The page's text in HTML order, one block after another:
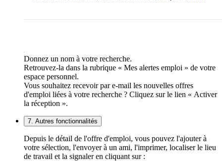
Donnez un nom à votre recherche.
Retrouvez-la dans la rubrique « Mes alertes emploi » de votre
espace personnel.
Vous souhaitez recevoir par e-mail les nouvelles offres
d'emploi liées à votre recherche ? Cliquez sur le lien « Activer
la réception ».
7. Autres fonctionnalités
Depuis le détail de l'offre d'emploi, vous pouvez l'ajouter à
votre sélection, l'envoyer à un ami, l'imprimer, localiser le lieu
de travail et la signaler en cliquant sur :